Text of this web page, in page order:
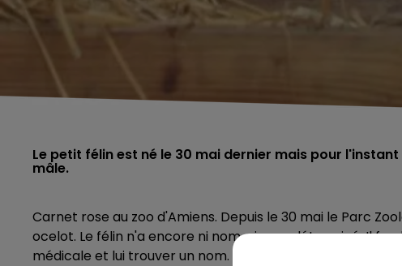
Le petit félin est né le 30 mai dernier mais pour
mâle.
Carnet rose au zoo d'Amiens. Depuis le 30 mai le Parc
ocelot. Le félin n'a encore ni nom, ni sexe déterminé.Il
médicale et lui trouver un nom.